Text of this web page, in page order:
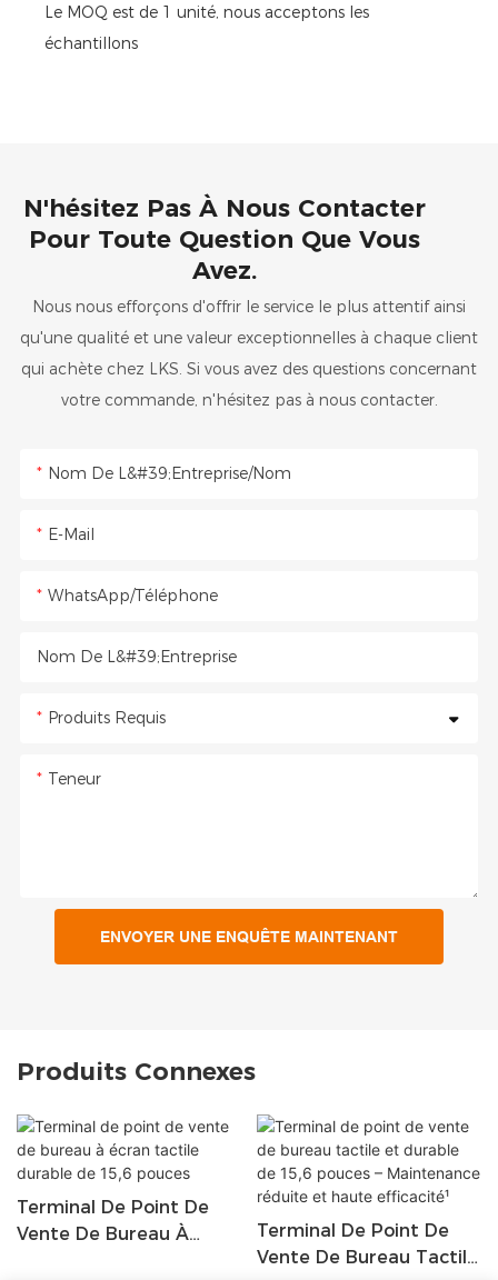
Le MOQ est de 1 unité, nous acceptons les
échantillons
N'hésitez Pas À Nous Contacter
Pour Toute Question Que Vous
Avez.
Nous nous efforçons d'offrir le service le plus attentif ainsi
qu'une qualité et une valeur exceptionnelles à chaque client
qui achète chez LKS. Si vous avez des questions concernant
votre commande, n'hésitez pas à nous contacter.
Nom De L&#39;entreprise/Nom
E-Mail
WhatsApp/Téléphone
Nom De L&#39;entreprise
Produits Requis
Teneur
ENVOYER UNE ENQUÊTE MAINTENANT
Produits Connexes
Terminal De Point De
Vente De Bureau À
Terminal De Point De
Vente De Bureau Tactile